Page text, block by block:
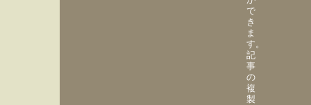
で
き
ま
す。
記
事
の
複
製